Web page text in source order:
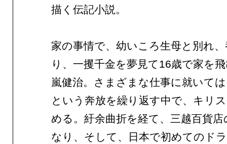
描く伝記小説。
家の事情で、幼いころ生母と別れ
り、一攫千金を夢見て16歳で家を
嵐健治。さまざまな仕事に就いて
という奔放を繰り返す中で、キリ
める。紆余曲折を経て、三越百貨
なり、そして、日本で初めてのド